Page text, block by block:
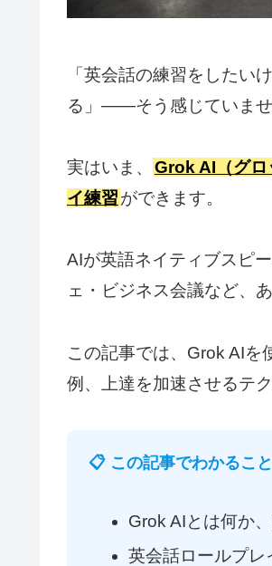
「英会話の練習をしたい
る」——そう感じていませ
実はいま、 Grok AI（グロ
イ練習ができます。
AIが英語ネイティブスピ
ェ・ビジネス会議など、
この記事では、Grok AIを
例、上達を加速させるテ
📋 この記事でわかること
Grok AIとは何か
英会話ロールプレ